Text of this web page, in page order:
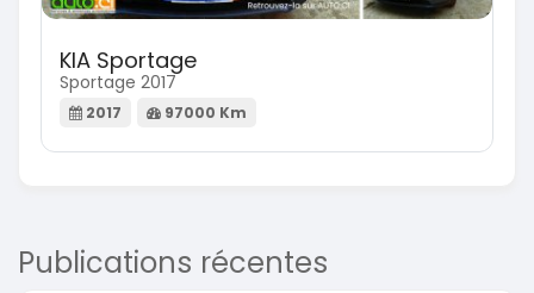
KIA Sportage
Sportage 2017
2017 97000 Km
Publications récentes